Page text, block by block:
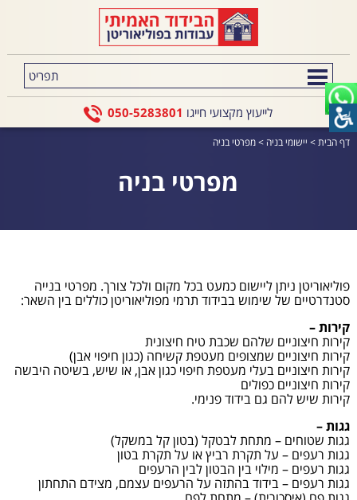
לייעוץ מקצועי חייגו 050-5283801
דף הבית> יישומי בניה >מפרטי בניה
מפרטי בניה
פוליאוריטן ניתן ליישום כמעט בכל מקום ולכל צורך. מפרטי בנייה
סטנדרטיים של שימוש בבידוד תרמי מפוליאוריטן כוללים בין השאר:
קירות –
קירות חיצוניים שלהם שכבת טיח חיצונית
קירות חיצוניים שמצופים מעטפת קשיחה (כגון חיפוי אבן)
קירות חיצוניים בעלי מעטפת חיפוי כגון אבן, או שיש, בשיטה היבשה
קירות חיצוניים כפולים
קירות שיש להם גם בידוד פנימי.
גגות –
גגות שטוחים – מתחת לבטקל (בטון קל במשקל)
גגות רעפים – על תקרת רביץ או על תקרת בטון
גגות רעפים – מילוי בין הבטון לבין הרעפים
גגות רעפים – בידוד בהתזה על הרעפים עצמם, מצידם התחתון